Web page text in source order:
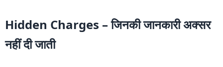
Hidden Charges – जिनकी जानकारी अक्सर
नहीं दी जाती